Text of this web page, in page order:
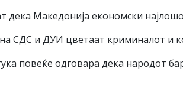
дека Македонија економски
СДС и ДУИ цветаат криминалот и
повеќе одговара дека народот